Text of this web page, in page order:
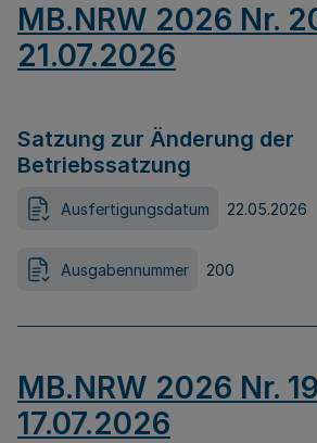
MB.NRW 2026 Nr.
21.07.2026
Satzung zur Änderung der
Betriebssatzung
Ausfertigungsdatum 22.05.2026
Ausgabennummer 200
MB.NRW 2026 Nr.
17.07.2026